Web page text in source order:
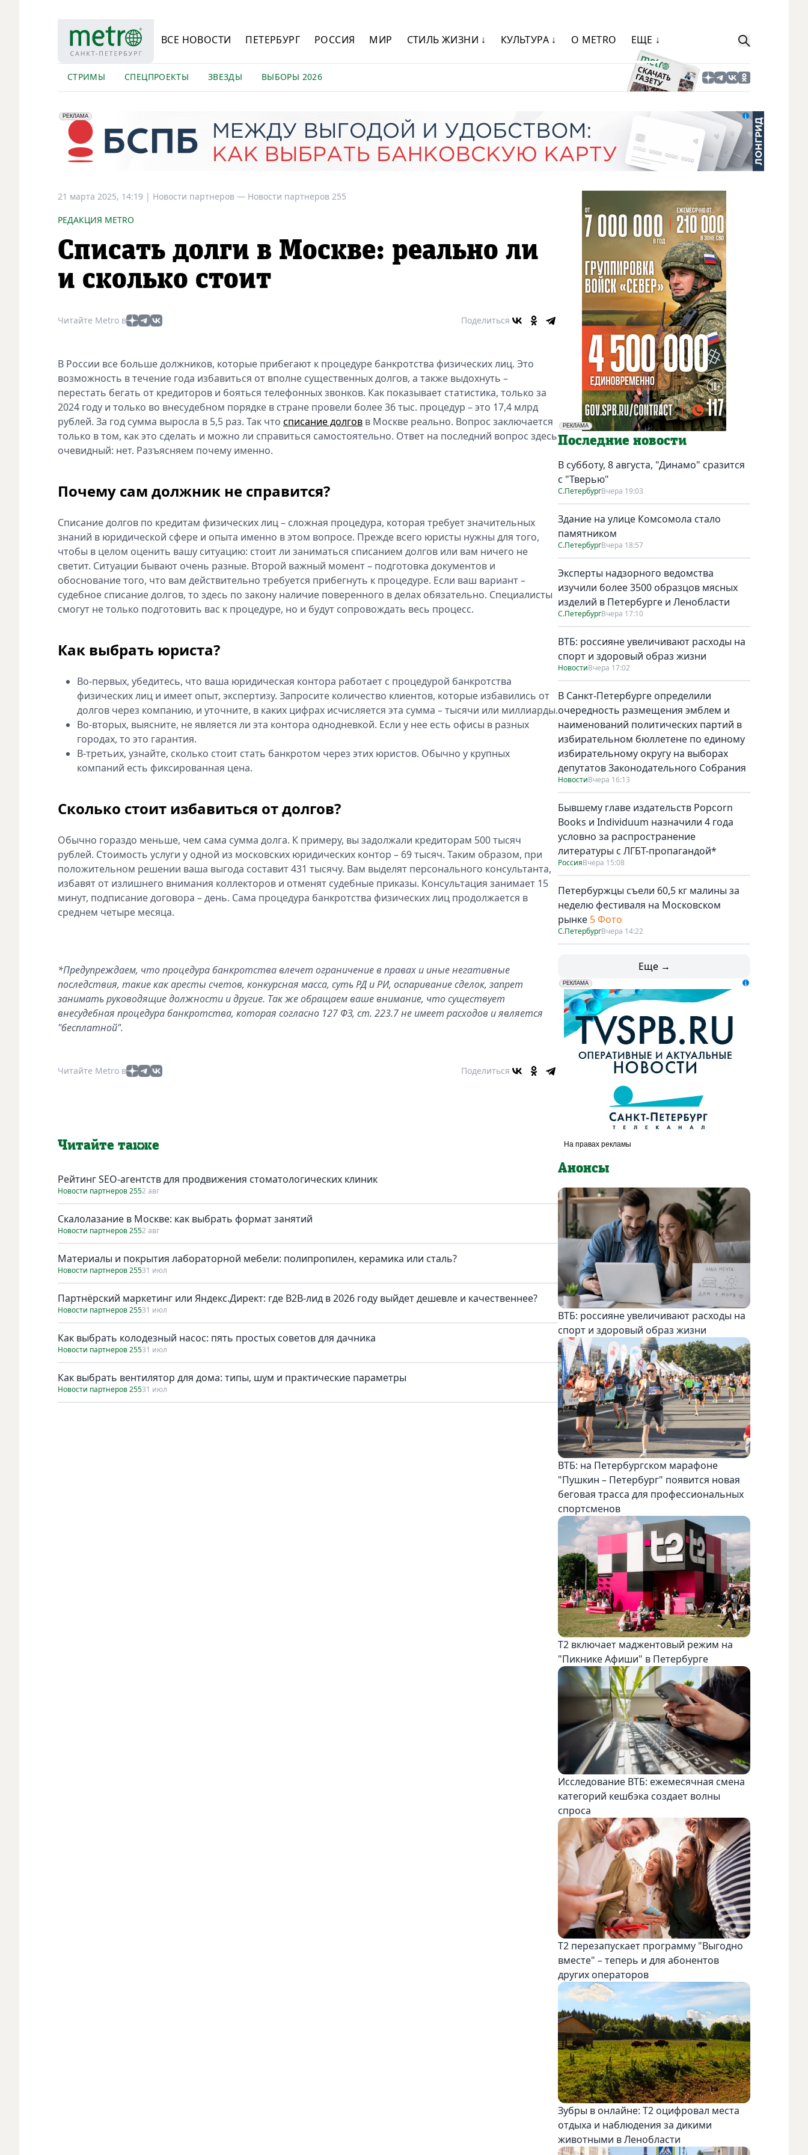
ВСЕ НОВОСТИ ПЕТЕРБУРГ РОССИЯ МИР СТИЛЬ ЖИЗНИ ↓ КУЛЬТУРА ↓ О METRO ЕЩЕ ↓
СТРИМЫ СПЕЦПРОЕКТЫ ЗВЕЗДЫ ВЫБОРЫ 2026
erid: 2VfnxyFybV5
РЕКЛАМА
ПАО "Банк "Санкт-Петербург", ИНН: 7831000027
21 марта 2025, 14:19 | Новости партнеров — Новости партнеров 255
РЕДАКЦИЯ METRO
Списать долги в Москве: реально ли
и сколько стоит
Читайте Metro в Поделиться
В России все больше должников, которые прибегают к процедуре банкротства физических лиц. Это
возможность в течение года избавиться от вполне существенных долгов, а также выдохнуть –
перестать бегать от кредиторов и бояться телефонных звонков. Как показывает статистика, только за
2024 году и только во внесудебном порядке в стране провели более 36 тыс. процедур – это 17,4 млрд
рублей. За год сумма выросла в 5,5 раз. Так что списание долгов в Москве реально. Вопрос заключается
только в том, как это сделать и можно ли справиться самостоятельно. Ответ на последний вопрос здесь
очевидный: нет. Разъясняем почему именно.
Почему сам должник не справится?
Списание долгов по кредитам физических лиц – сложная процедура, которая требует значительных
знаний в юридической сфере и опыта именно в этом вопросе. Прежде всего юристы нужны для того,
чтобы в целом оценить вашу ситуацию: стоит ли заниматься списанием долгов или вам ничего не
светит. Ситуации бывают очень разные. Второй важный момент – подготовка документов и
обоснование того, что вам действительно требуется прибегнуть к процедуре. Если ваш вариант –
судебное списание долгов, то здесь по закону наличие поверенного в делах обязательно. Специалисты
смогут не только подготовить вас к процедуре, но и будут сопровождать весь процесс.
Как выбрать юриста?
Во-первых, убедитесь, что ваша юридическая контора работает с процедурой банкротства
физических лиц и имеет опыт, экспертизу. Запросите количество клиентов, которые избавились от
долгов через компанию, и уточните, в каких цифрах исчисляется эта сумма – тысячи или миллиарды.
Во-вторых, выясните, не является ли эта контора однодневкой. Если у нее есть офисы в разных
городах, то это гарантия.
В-третьих, узнайте, сколько стоит стать банкротом через этих юристов. Обычно у крупных
компаний есть фиксированная цена.
Сколько стоит избавиться от долгов?
Обычно гораздо меньше, чем сама сумма долга. К примеру, вы задолжали кредиторам 500 тысяч
рублей. Стоимость услуги у одной из московских юридических контор – 69 тысяч. Таким образом, при
положительном решении ваша выгода составит 431 тысячу. Вам выделят персонального консультанта,
избавят от излишнего внимания коллекторов и отменят судебные приказы. Консультация занимает 15
минут, подписание договора – день. Сама процедура банкротства физических лиц продолжается в
среднем четыре месяца.
*Предупреждаем, что процедура банкротства влечет ограничение в правах и иные негативные
последствия, такие как аресты счетов, конкурсная масса, суть РД и РИ, оспаривание сделок, запрет
занимать руководящие должности и другие. Так же обращаем ваше внимание, что существует
внесудебная процедура банкротства, которая согласно 127 ФЗ, ст. 223.7 не имеет расходов и является
"бесплатной".
Читайте Metro в Поделиться
Читайте также
Рейтинг SEO-агентств для продвижения стоматологических клиник
Новости партнеров 2552 авг
Скалолазание в Москве: как выбрать формат занятий
Новости партнеров 2552 авг
Материалы и покрытия лабораторной мебели: полипропилен, керамика или сталь?
Новости партнеров 25531 июл
Партнёрский маркетинг или Яндекс.Директ: где B2B-лид в 2026 году выйдет дешевле и качественнее?
Новости партнеров 25531 июл
Как выбрать колодезный насос: пять простых советов для дачника
Новости партнеров 25531 июл
Как выбрать вентилятор для дома: типы, шум и практические параметры
Новости партнеров 25531 июл
РЕКЛАМА
Социальная реклама
Последние новости
В субботу, 8 августа, "Динамо" сразится
с "Тверью"
С.ПетербургВчера 19:03
Здание на улице Комсомола стало
памятником
С.ПетербургВчера 18:57
Эксперты надзорного ведомства
изучили более 3500 образцов мясных
изделий в Петербурге и Ленобласти
С.ПетербургВчера 17:10
ВТБ: россияне увеличивают расходы на
спорт и здоровый образ жизни
НовостиВчера 17:02
В Санкт-Петербурге определили
очередность размещения эмблем и
наименований политических партий в
избирательном бюллетене по единому
избирательному округу на выборах
депутатов Законодательного Собрания
НовостиВчера 16:13
Бывшему главе издательств Popcorn
Books и Individuum назначили 4 года
условно за распространение
литературы с ЛГБТ-пропагандой*
РоссияВчера 15:08
Петербуржцы съели 60,5 кг малины за
неделю фестиваля на Московском
рынке 5 Фото
С.ПетербургВчера 14:22
Еще →
erid: LdtCK5udn
РЕКЛАМА
АО "ГАТР", ИНН: 7841320717
Анонсы
ВТБ: россияне увеличивают расходы на
спорт и здоровый образ жизни
ВТБ: на Петербургском марафоне
"Пушкин – Петербург" появится новая
беговая трасса для профессиональных
спортсменов
Т2 включает маджентовый режим на
"Пикнике Афиши" в Петербурге
Исследование ВТБ: ежемесячная смена
категорий кешбэка создает волны
спроса
Т2 перезапускает программу "Выгодно
вместе" – теперь и для абонентов
других операторов
Зубры в онлайне: Т2 оцифровал места
отдыха и наблюдения за дикими
животными в Ленобласти